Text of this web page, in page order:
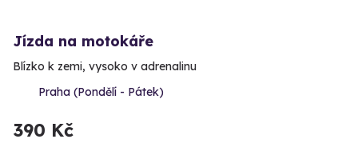
Jízda na motokáře
Blízko k zemi, vysoko v adrenalinu
Praha (Pondělí - Pátek)
390 Kč